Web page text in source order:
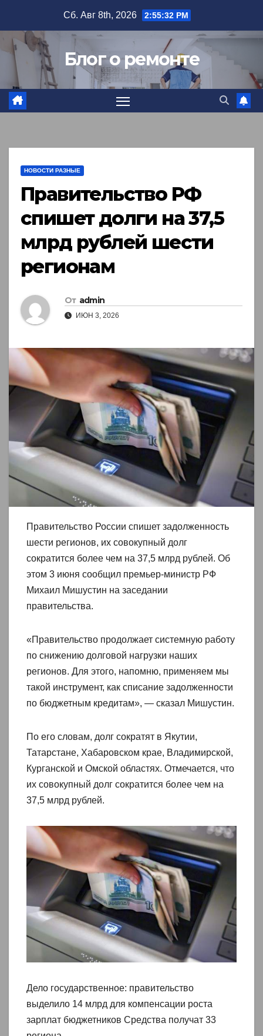
содержимому
Сб. Авг 8th, 2026 2:55:33 PM
Блог о ремонте
НОВОСТИ РАЗНЫЕ
Правительство РФ
спишет долги на 37,5
млрд рублей шести
регионам
От admin
ИЮН 3, 2026
Правительство России спишет задолженность
шести регионов, их совокупный долг
сократится более чем на 37,5 млрд рублей. Об
этом 3 июня сообщил премьер-министр РФ
Михаил Мишустин на заседании
правительства.
«Правительство продолжает системную работу
по снижению долговой нагрузки наших
регионов. Для этого, напомню, применяем мы
такой инструмент, как списание задолженности
по бюджетным кредитам», — сказал Мишустин.
По его словам, долг сократят в Якутии,
Татарстане, Хабаровском крае, Владимирской,
Курганской и Омской областях. Отмечается, что
их совокупный долг сократится более чем на
37,5 млрд рублей.
Дело государственное: правительство
выделило 14 млрд для компенсации роста
зарплат бюджетников Средства получат 33